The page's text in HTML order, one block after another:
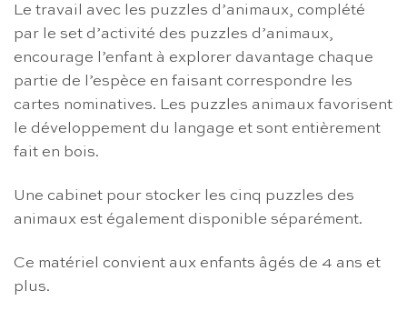
Le travail avec les puzzles d’animaux, complété
par le set d’activité des puzzles d’animaux,
encourage l’enfant à explorer davantage chaque
partie de l’espèce en faisant correspondre les
cartes nominatives. Les puzzles animaux favorisent
le développement du langage et sont entièrement
fait en bois.
Une cabinet pour stocker les cinq puzzles des
animaux est également disponible séparément.
Ce matériel convient aux enfants âgés de 4 ans et
plus.